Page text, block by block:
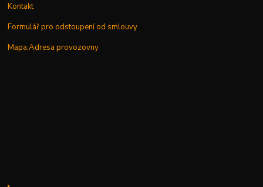
Kontakt
Formulář pro odstoupení od smlouvy
Mapa,Adresa provozovny